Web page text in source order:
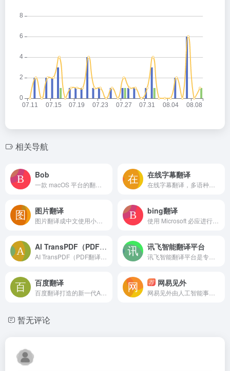
相关导航
Bob 在线字幕翻译
图片翻译 bing翻译
AI TransPDF（PDF翻译工具） 讯飞智能翻译平台
百度翻译 荐 网易见外
暂无评论